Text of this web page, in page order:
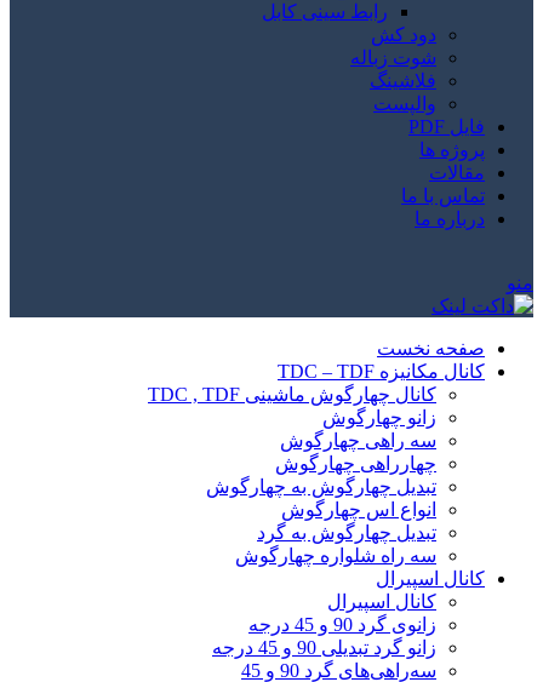
رابط سینی کابل
دود کش
شوت زباله
فلاشینگ
والپست
فایل PDF
پروژه ها
مقالات
تماس با ما
درباره ما
منو
صفحه نخست
کانال مکانیزه TDC – TDF
کانال چهارگوش ماشینی TDC , TDF
زانو چهارگوش
سه راهی چهارگوش
چهارراهی چهارگوش
تبدیل چهارگوش به چهارگوش
انواع اس چهارگوش
تبدیل چهارگوش به گرد
سه راه شلواره چهارگوش
کانال اسپیرال
کانال اسپیرال
زانوی گرد 90 و 45 درجه
زانو گرد تبدیلی 90 و 45 درجه
سه‌راهی‌های گرد 90 و 45